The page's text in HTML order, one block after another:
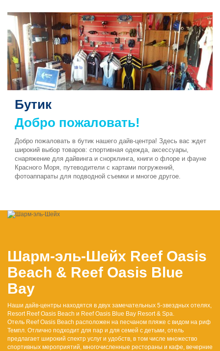
Бутик
Добро пожаловать!
Добро пожаловать в бутик нашего дайв-центра! Здесь вас ждет
широкий выбор товаров: спортивная одежда, аксессуары,
снаряжение для дайвинга и снорклинга, книги о флоре и фауне
Красного Моря, путеводители с картами погружений,
фотоаппараты для подводной съемки и многое другое.
Шарм-эль-Шейх Reef Oasis
Beach & Reef Oasis Blue
Bay
Наши дайв-центры находятся в двух замечательных 5-звездных отелях,
Resort Reef Oasis Beach и Reef Oasis Blue Bay Resort & Spa.
Отель Reef Oasis Beach расположен на песчаном пляже с видом на риф
Темпл. Отлично подходит для пар и для семей с детьми, отель
предлагает широкий спектр услуг и удобств, в том числе множество
спортивных мероприятий, многочисленные рестораны и кафе, вечерние